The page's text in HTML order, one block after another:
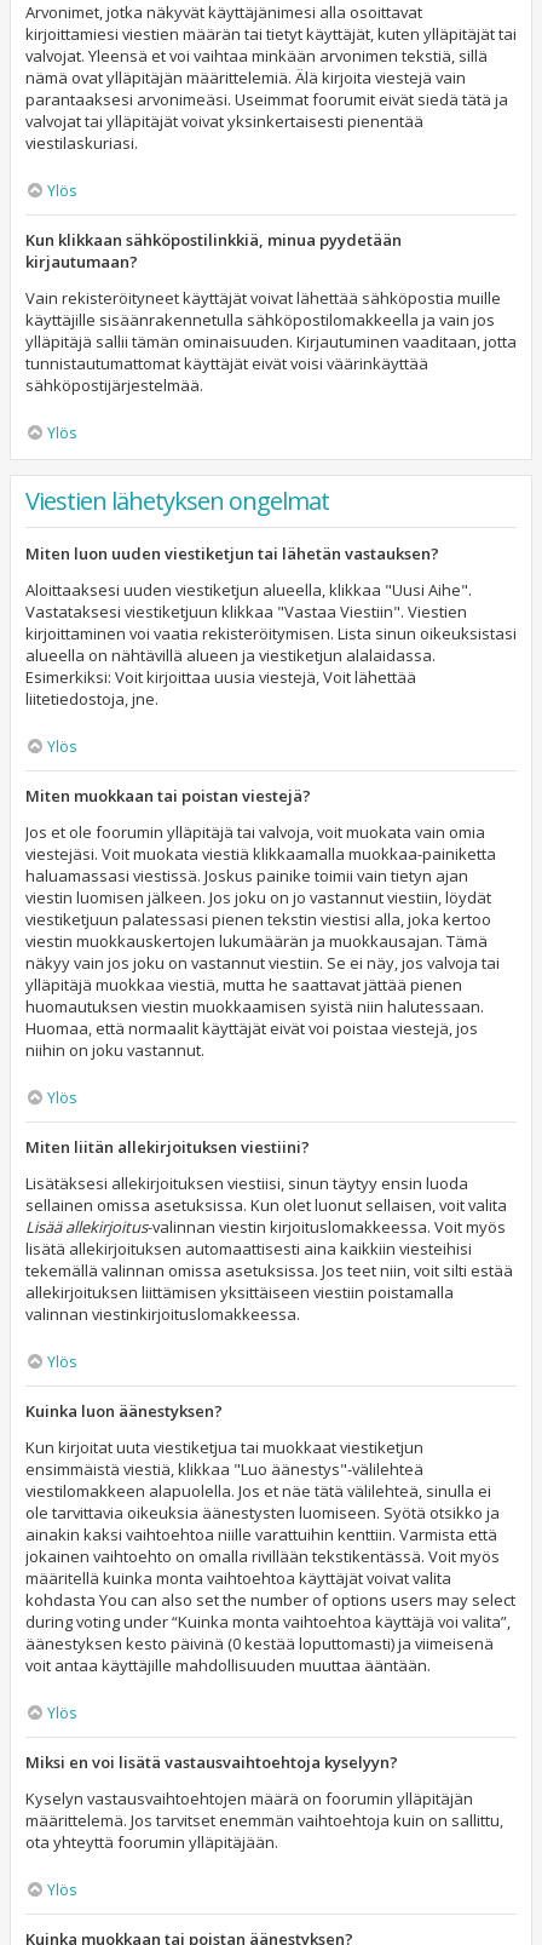
Arvonimet, jotka näkyvät käyttäjänimesi alla osoittavat
kirjoittamiesi viestien määrän tai tietyt käyttäjät, kuten ylläpitäjät tai
valvojat. Yleensä et voi vaihtaa minkään arvonimen tekstiä, sillä
nämä ovat ylläpitäjän määrittelemiä. Älä kirjoita viestejä vain
parantaaksesi arvonimeäsi. Useimmat foorumit eivät siedä tätä ja
valvojat tai ylläpitäjät voivat yksinkertaisesti pienentää
viestilaskuriasi.
Ylös
Kun klikkaan sähköpostilinkkiä, minua pyydetään
kirjautumaan?
Vain rekisteröityneet käyttäjät voivat lähettää sähköpostia muille
käyttäjille sisäänrakennetulla sähköpostilomakkeella ja vain jos
ylläpitäjä sallii tämän ominaisuuden. Kirjautuminen vaaditaan, jotta
tunnistautumattomat käyttäjät eivät voisi väärinkäyttää
sähköpostijärjestelmää.
Ylös
Viestien lähetyksen ongelmat
Miten luon uuden viestiketjun tai lähetän vastauksen?
Aloittaaksesi uuden viestiketjun alueella, klikkaa "Uusi Aihe".
Vastataksesi viestiketjuun klikkaa "Vastaa Viestiin". Viestien
kirjoittaminen voi vaatia rekisteröitymisen. Lista sinun oikeuksistasi
alueella on nähtävillä alueen ja viestiketjun alalaidassa.
Esimerkiksi: Voit kirjoittaa uusia viestejä, Voit lähettää
liitetiedostoja, jne.
Ylös
Miten muokkaan tai poistan viestejä?
Jos et ole foorumin ylläpitäjä tai valvoja, voit muokata vain omia
viestejäsi. Voit muokata viestiä klikkaamalla muokkaa-painiketta
haluamassasi viestissä. Joskus painike toimii vain tietyn ajan
viestin luomisen jälkeen. Jos joku on jo vastannut viestiin, löydät
viestiketjuun palatessasi pienen tekstin viestisi alla, joka kertoo
viestin muokkauskertojen lukumäärän ja muokkausajan. Tämä
näkyy vain jos joku on vastannut viestiin. Se ei näy, jos valvoja tai
ylläpitäjä muokkaa viestiä, mutta he saattavat jättää pienen
huomautuksen viestin muokkaamisen syistä niin halutessaan.
Huomaa, että normaalit käyttäjät eivät voi poistaa viestejä, jos
niihin on joku vastannut.
Ylös
Miten liitän allekirjoituksen viestiini?
Lisätäksesi allekirjoituksen viestiisi, sinun täytyy ensin luoda
sellainen omissa asetuksissa. Kun olet luonut sellaisen, voit valita
Lisää allekirjoitus-valinnan viestin kirjoituslomakkeessa. Voit myös
lisätä allekirjoituksen automaattisesti aina kaikkiin viesteihisi
tekemällä valinnan omissa asetuksissa. Jos teet niin, voit silti estää
allekirjoituksen liittämisen yksittäiseen viestiin poistamalla
valinnan viestinkirjoituslomakkeessa.
Ylös
Kuinka luon äänestyksen?
Kun kirjoitat uuta viestiketjua tai muokkaat viestiketjun
ensimmäistä viestiä, klikkaa "Luo äänestys"-välilehteä
viestilomakkeen alapuolella. Jos et näe tätä välilehteä, sinulla ei
ole tarvittavia oikeuksia äänestysten luomiseen. Syötä otsikko ja
ainakin kaksi vaihtoehtoa niille varattuihin kenttiin. Varmista että
jokainen vaihtoehto on omalla rivillään tekstikentässä. Voit myös
määritellä kuinka monta vaihtoehtoa käyttäjät voivat valita
kohdasta You can also set the number of options users may select
during voting under “Kuinka monta vaihtoehtoa käyttäjä voi valita”,
äänestyksen kesto päivinä (0 kestää loputtomasti) ja viimeisenä
voit antaa käyttäjille mahdollisuuden muuttaa ääntään.
Ylös
Miksi en voi lisätä vastausvaihtoehtoja kyselyyn?
Kyselyn vastausvaihtoehtojen määrä on foorumin ylläpitäjän
määrittelemä. Jos tarvitset enemmän vaihtoehtoja kuin on sallittu,
ota yhteyttä foorumin ylläpitäjään.
Ylös
Kuinka muokkaan tai poistan äänestyksen?